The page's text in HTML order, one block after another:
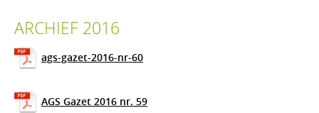
ARCHIEF 2016
ags-gazet-2016-nr-60
AGS Gazet 2016 nr. 59